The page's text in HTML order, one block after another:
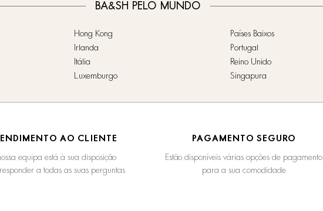
BA&SH PELO MUNDO
Hong Kong
Irlanda
Itália
Luxemburgo
Países Baixos
Portugal
Reino Unido
Singapura
AO CLIENTE
equipa está à sua disposição
a todas as suas perguntas
PAGAMENTO SEGURO
Estão disponíveis várias opções de pagamento
para a sua comodidade